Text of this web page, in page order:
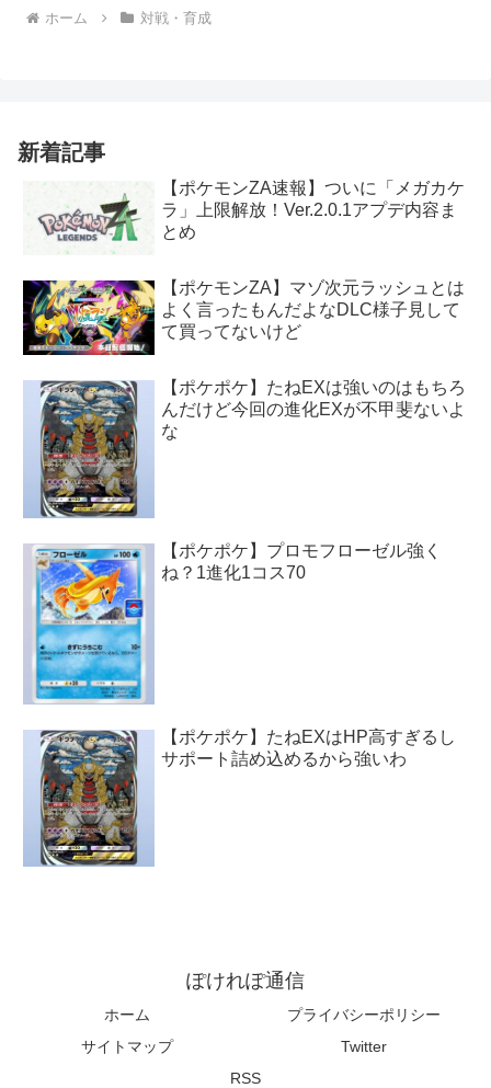
ホーム 対戦・育成
新着記事
【ポケモンZA速報】ついに「メガカケ
ラ」上限解放！Ver.2.0.1アプデ内容ま
とめ
【ポケモンZA】マゾ次元ラッシュとは
よく言ったもんだよなDLC様子見して
て買ってないけど
【ポケポケ】たねEXは強いのはもちろ
んだけど今回の進化EXが不甲斐ないよ
な
【ポケポケ】プロモフローゼル強く
ね？1進化1コス70
【ポケポケ】たねEXはHP高すぎるし
サポート詰め込めるから強いわ
ぽけれぽ通信
ホーム
プライバシーポリシー
サイトマップ
Twitter
RSS